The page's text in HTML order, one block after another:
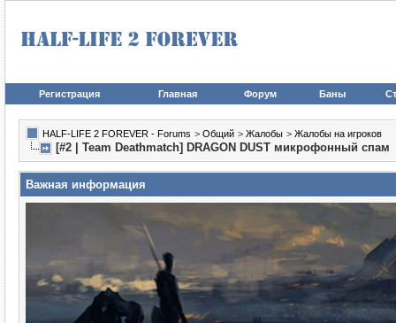
Регистрация Главная Форум Баны
HALF-LIFE 2 FOREVER - Forums > Общий > Жалобы > Жалобы на игроков
[#2 | Team Deathmatch] DRAGON DUST микрофонный спам
Важная информация